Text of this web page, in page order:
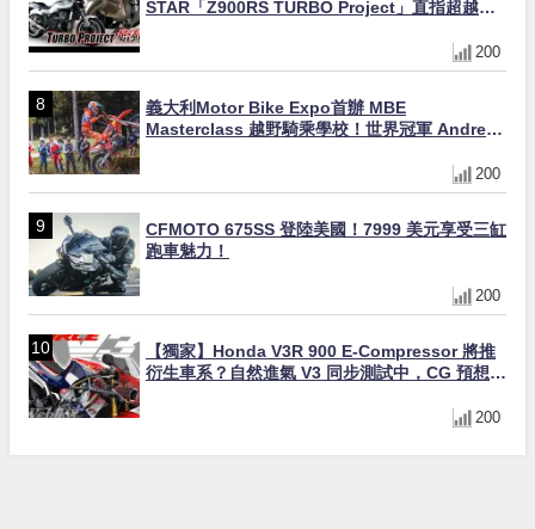
STAR「Z900RS TURBO Project」直指超越
200
義大利Motor Bike Expo首辦 MBE
Masterclass 越野騎乘學校！世界冠軍 Andrea
200
CFMOTO 675SS 登陸美國！7999 美元享受三缸
跑車魅力！
200
【獨家】Honda V3R 900 E-Compressor 將推
衍生車系？自然進氣 V3 同步測試中，CG 預想曝
200